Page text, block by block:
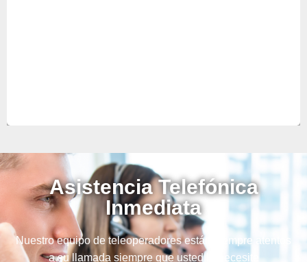
Asistencia Telefónica
Inmediata
Nuestro equipo de teleoperadores están siempre atentos
a su llamada siempre que usted lo necesite